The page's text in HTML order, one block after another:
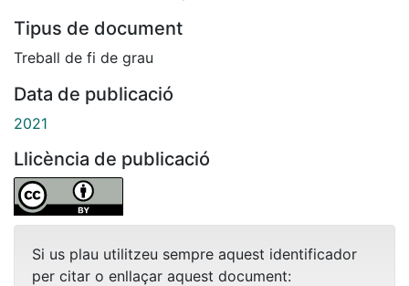
Tipus de document
Treball de fi de grau
Data de publicació
2021
Llicència de publicació
Si us plau utilitzeu sempre aquest identificador
per citar o enllaçar aquest document: